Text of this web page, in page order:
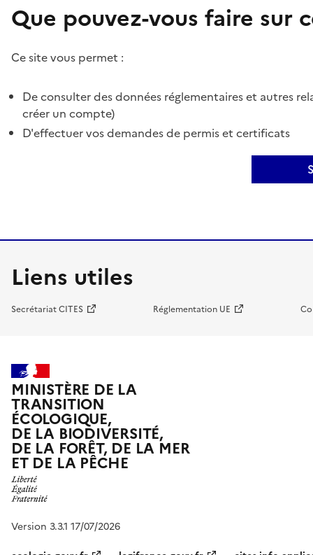
Que pouvez-vous faire sur
Ce site vous permet :
De consulter des données réglementaires et autres
créer un compte)
D'effectuer vos demandes de permis et certificats
Liens utiles
Secrétariat CITES Réglementation UE
MINISTÈRE DE LA
TRANSITION
ÉCOLOGIQUE,
DE LA BIODIVERSITÉ,
DE LA FORÊT, DE LA MER
ET DE LA PÊCHE
Version 3.3.1 17/07/2026